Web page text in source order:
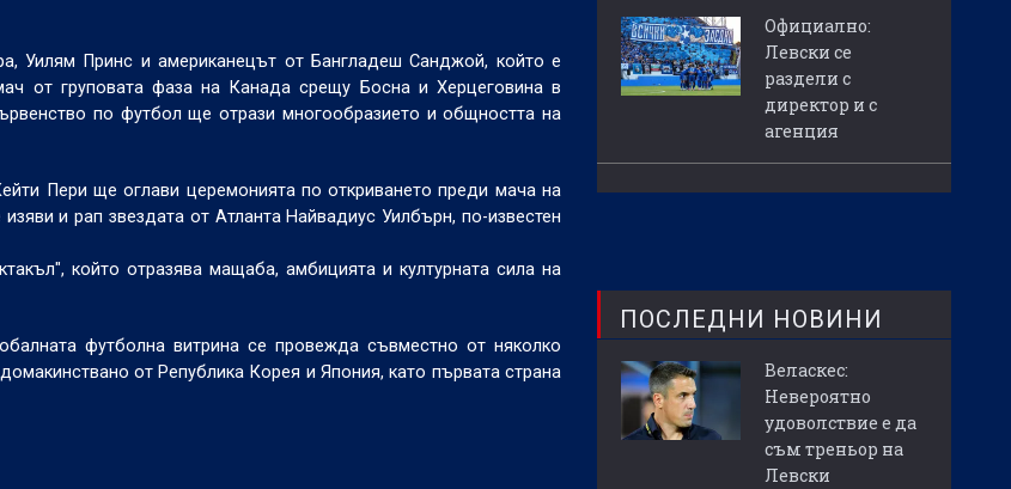
Уилям Принс и американецът от Бангладеш Санджой, който е
от груповата фаза на Канада срещу Босна и Херцеговина в
по футбол ще отрази многообразието и общността на
Пери ще оглави церемонията по откриването преди мача на
и рап звездата от Атланта Найвадиус Уилбърн, по-известен
който отразява мащаба, амбицията и културната сила на
футболна витрина се провежда съвместно от няколко
от Република Корея и Япония, като първата страна
Официално:
Левски се
раздели с
директор и с
агенция
ПОСЛЕДНИ НОВИНИ
Веласкес:
Невероятно
удоволствие е да
съм треньор на
Левски